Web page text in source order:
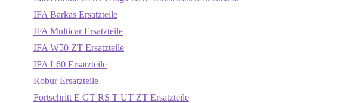
IFA Barkas Ersatzteile
IFA Multicar Ersatzteile
IFA W50 ZT Ersatzteile
IFA L60 Ersatzteile
Robur Ersatzteile
Fortschritt E GT RS T UT ZT Ersatzteile